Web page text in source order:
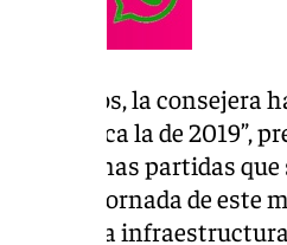
otros años, la consejera
“triplica la de 2019”,
algunas partidas
en la jornada de este
de apoyo a